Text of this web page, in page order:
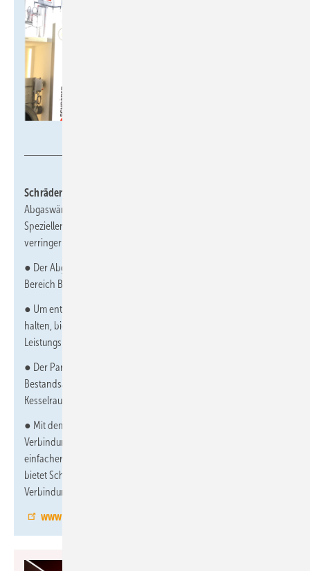
Schräder, 11-D06,
Abgaswärmerückgewinnung und Feinstaubreduktion. Im
Speziellen Systeme, die Effizienz steigern und Emissionen
verringern.
● Der Abgas-Wärmeübertrager TurbuFlexS-900 Condens
Bereich Biomasse nutzt die latente Wärme im Abgas.
● Um entsprechende Emissionen bei Biomassekesseln gering zu
halten, bietet Schräder außerdem die modulare Filter Box-S für
Leistungsbereiche bis 1,2 MW an.
● Der Partikelabscheider PTInside lässt sich in Neu- und
Bestandsanlagen nutzen und wird direkt in der Abgasstrecke im
Kesselraum installiert.
● Mit dem Leichtbau-Brandschutzschacht Future Therm können
Verbindungsleitungen, die durch mehrere Räume führen,
einfacher geplant und ausgeführt werden. Als erster Hersteller
bietet Schräder das Abgassystem mit Nachweis für waagerechte
Verbindungsleitungen in der Feuerwiderstandsklasse F 90.
www.schraeder.com